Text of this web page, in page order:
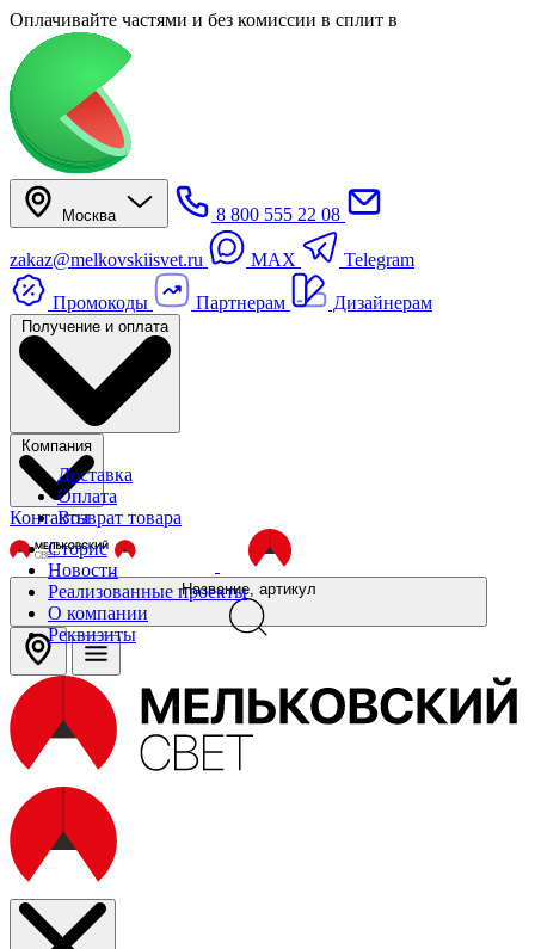
Оплачивайте частями и без комиссии в сплит в
Москва 8 800 555 22 08
zakaz@melkovskiisvet.ru MAX Telegram
Промокоды Партнерам Дизайнерам
Получение и оплата
Доставка
Оплата
Возврат товара
Компания
Сторис
Новости
Реализованные проекты
О компании
Реквизиты
Контакты
Название, артикул